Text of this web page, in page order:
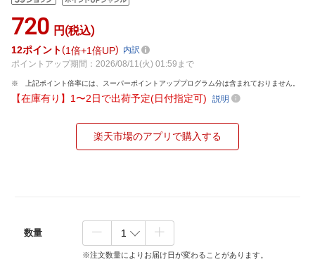
720 円(税込)
12ポイント 1倍 1倍UP
内訳
ポイントアップ期間：2026/08/11(火) 01:59まで
上記ポイント倍率には、スーパーポイントアッププログラム分は含まれておりません。
【在庫有り】1〜2日で出荷予定(日付指定可) 説明
楽天市場のアプリで購入する
数量
※注文数量によりお届け日が変わることがあります。